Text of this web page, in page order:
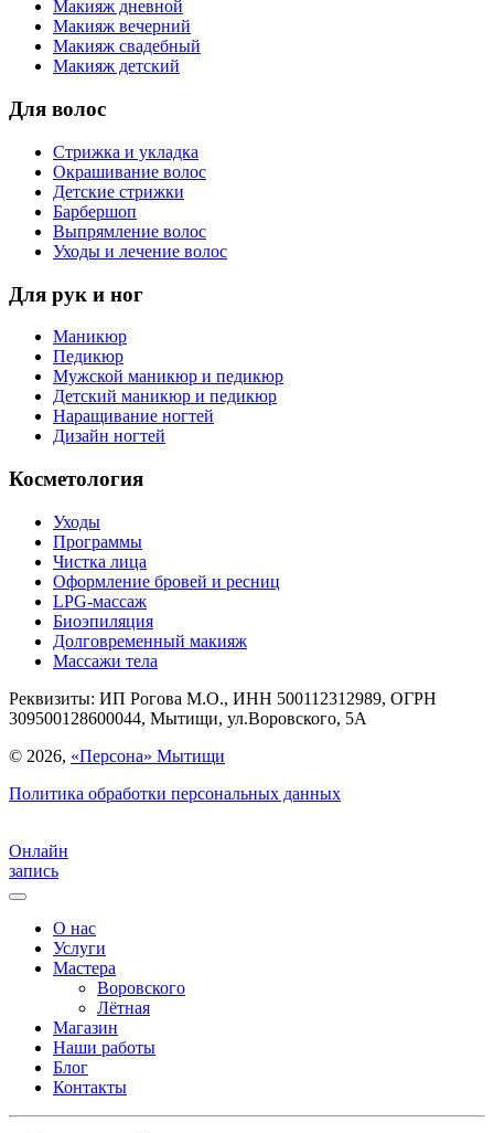
Макияж дневной
Макияж вечерний
Макияж свадебный
Макияж детский
Для волос
Стрижка и укладка
Окрашивание волос
Детские стрижки
Барбершоп
Выпрямление волос
Уходы и лечение волос
Для рук и ног
Маникюр
Педикюр
Мужской маникюр и педикюр
Детский маникюр и педикюр
Наращивание ногтей
Дизайн ногтей
Косметология
Уходы
Программы
Чистка лица
Оформление бровей и ресниц
LPG-массаж
Биоэпиляция
Долговременный макияж
Массажи тела
Реквизиты: ИП Рогова М.О., ИНН 500112312989, ОГРН
309500128600044, Мытищи, ул.Воровского, 5А
© 2026, «Персона» Мытищи
Политика обработки персональных данных
Онлайн
запись
О нас
Услуги
Мастера
Воровского
Лётная
Магазин
Наши работы
Блог
Контакты